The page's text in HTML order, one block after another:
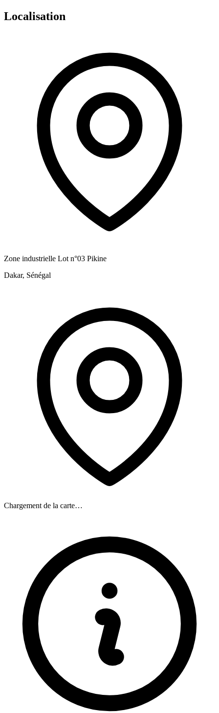
Localisation
Zone industrielle Lot n°03 Pikine
Dakar, Sénégal
Chargement de la carte…